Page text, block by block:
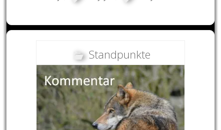
Standpunkte